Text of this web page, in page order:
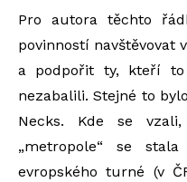
Pro autora těchto
povinností navštěvovat
a podpořit ty, kteří
nezabalili. Stejné to
Necks. Kde se
„metropole“ se
evropského turné (v